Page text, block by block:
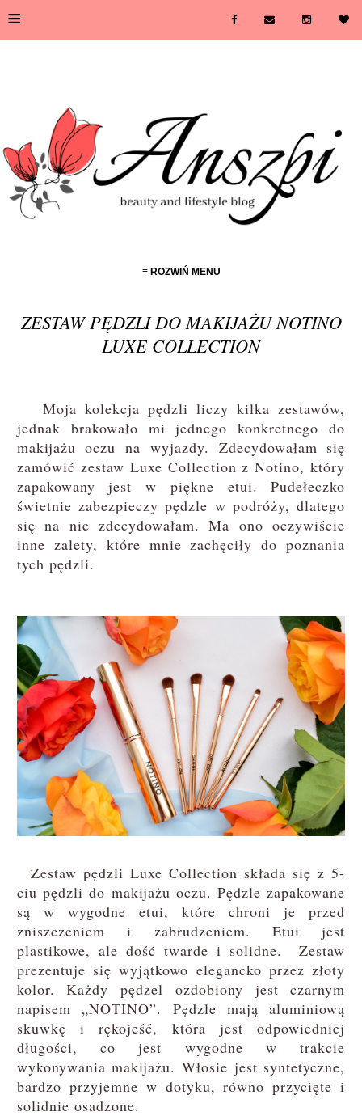
≡
≡ ROZWIŃ MENU
ZESTAW PĘDZLI DO MAKIJAŻU NOTINO
LUXE COLLECTION
Moja kolekcja pędzli liczy kilka zestawów,
jednak brakowało mi jednego konkretnego do
makijażu oczu na wyjazdy. Zdecydowałam się
zamówić zestaw Luxe Collection z Notino, który
zapakowany jest w piękne etui. Pudełeczko
świetnie zabezpieczy pędzle w podróży, dlatego
się na nie zdecydowałam. Ma ono oczywiście
inne zalety, które mnie zachęciły do poznania
tych pędzli.
Zestaw pędzli Luxe Collection składa się z 5-
ciu pędzli do makijażu oczu. Pędzle zapakowane
są w wygodne etui, które chroni je przed
zniszczeniem i zabrudzeniem. Etui jest
plastikowe, ale dość twarde i solidne. Zestaw
prezentuje się wyjątkowo elegancko przez złoty
kolor. Każdy pędzel ozdobiony jest czarnym
napisem „NOTINO”. Pędzle mają aluminiową
skuwkę i rękojeść, która jest odpowiedniej
długości, co jest wygodne w trakcie
wykonywania makijażu. Włosie jest syntetyczne,
bardzo przyjemne w dotyku, równo przycięte i
solidnie osadzone.